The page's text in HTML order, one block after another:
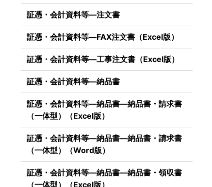
証憑・会計資料等―注文書
証憑・会計資料等―FAX注文書（Excel版）
証憑・会計資料等―工事注文書（Excel版）
証憑・会計資料等―納品書
証憑・会計資料等―納品書―納品書・請求書
（一体型）（Excel版）
証憑・会計資料等―納品書―納品書・請求書
（一体型）（Word版）
証憑・会計資料等―納品書―納品書・領収書
（一体型）（Excel版）